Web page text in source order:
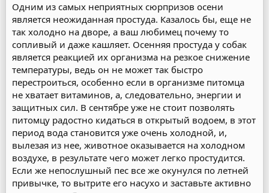
Одним из самых неприятных сюрпризов осени
является неожиданная простуда. Казалось бы, еще не
так холодно на дворе, а ваш любимец почему то
сопливый и даже кашляет. Осенняя простуда у собак
является реакцией их организма на резкое снижение
температуры, ведь он не может так быстро
перестроиться, особенно если в организме питомца
не хватает витаминов, а, следовательно, энергии и
защитных сил. В сентябре уже не стоит позволять
питомцу радостно кидаться в открытый водоем, в этот
период вода становится уже очень холодной, и,
вылезая из нее, животное оказывается на холодном
воздухе, в результате чего может легко простудится.
Если же непослушный пес все же окунулся по летней
привычке, то вытрите его насухо и заставьте активно